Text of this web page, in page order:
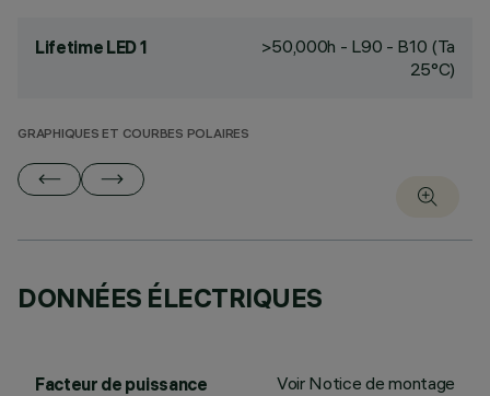
Lifetime LED 1
>50,000h - L90 - B10 (Ta
25°C)
GRAPHIQUES ET COURBES POLAIRES
DONNÉES ÉLECTRIQUES
Facteur de puissance Voir Notice de montage